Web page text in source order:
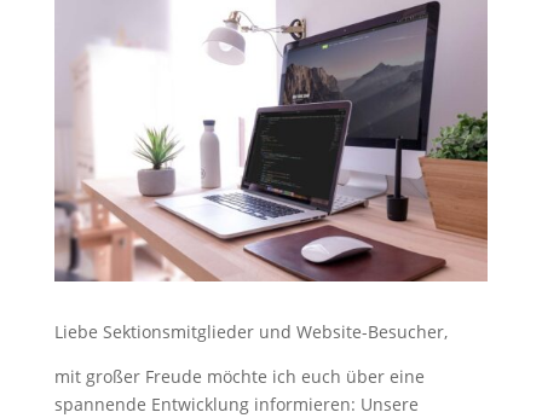
Liebe Sektionsmitglieder und Website-Besucher,
mit großer Freude möchte ich euch über eine
spannende Entwicklung informieren: Unsere